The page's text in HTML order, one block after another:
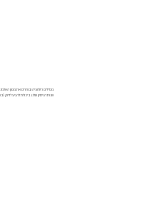
שנות הניסיון שלנו, ביכולת להגיע לדיוק